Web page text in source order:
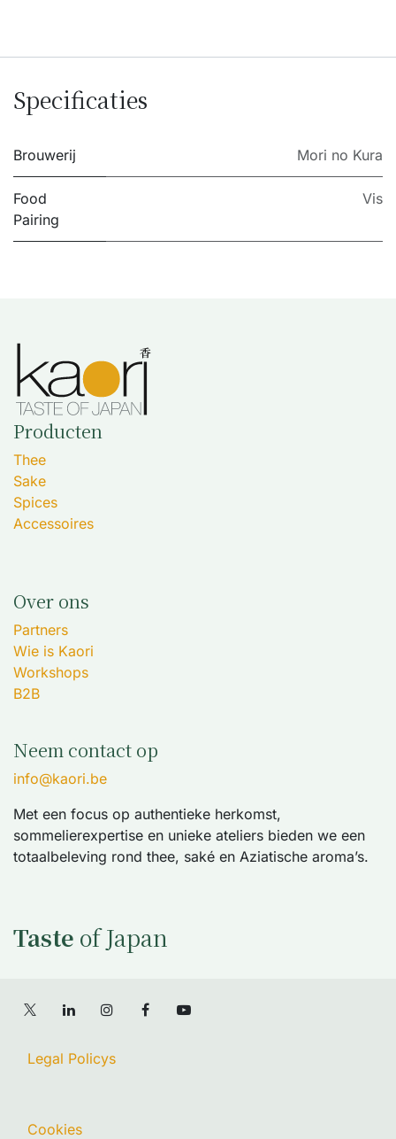
Specificaties
Brouwerij Mori no Kura
Food
Pairing
Vis
Producten
Thee
Sake
Spices
Accessoires
Over ons
Partners
Wie is Kaori
Workshops
B2B
Neem contact op
info@kaori.be
Met een focus op authentieke herkomst,
sommelierexpertise en unieke ateliers bieden we een
totaalbeleving rond thee, saké en Aziatische aroma’s.
Taste of Japan
Legal Policys
Cookies